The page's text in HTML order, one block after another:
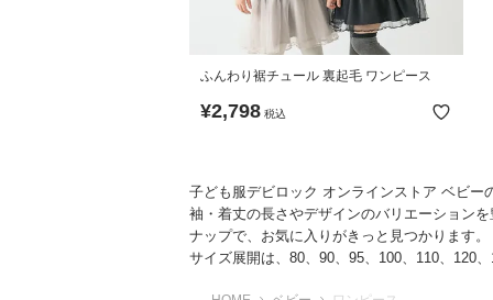
ふんわり裾チュール 裏起毛 ワンピース
¥2,798 税込
子ども服デビロック オンラインストア ベビ
袖・着丈の長さやデザインのバリエーション
ナップで、お気に入りがきっと見つかります。
サイズ展開は、80、90、95、100、110、120